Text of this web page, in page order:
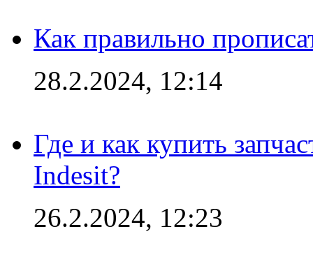
Как правильно
28.2.2024, 12:14
Где и как купить
Indesit?
26.2.2024, 12:23